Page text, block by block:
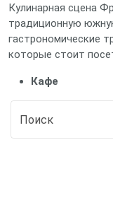
Кулинарная сцена
традиционную
гастрономические
которые стоит
Кафе